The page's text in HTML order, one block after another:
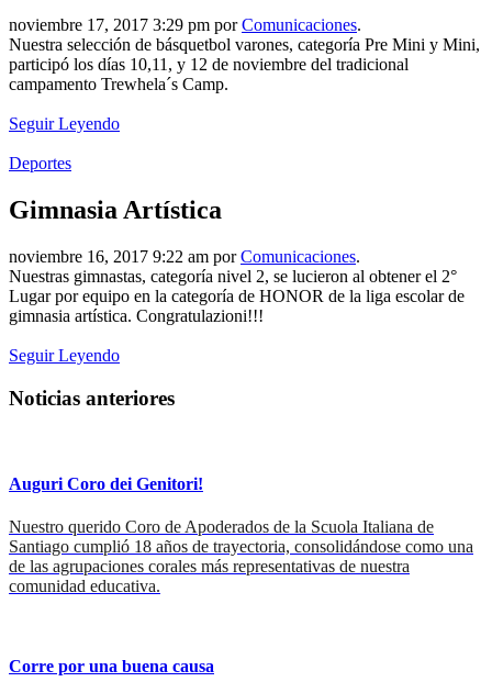
noviembre 17, 2017 3:29 pm porComunicaciones.
Nuestra selección de básquetbol varones, categoría Pre Mini y Mini,
participó los días 10,11, y 12 de noviembre del tradicional
campamento Trewhela´s Camp.
Seguir Leyendo
Deportes
Gimnasia Artística
noviembre 16, 2017 9:22 am porComunicaciones.
Nuestras gimnastas, categoría nivel 2, se lucieron al obtener el 2°
Lugar por equipo en la categoría de HONOR de la liga escolar de
gimnasia artística. Congratulazioni!!!
Seguir Leyendo
Noticias anteriores
Auguri Coro dei Genitori!
Nuestro querido Coro de Apoderados de la Scuola Italiana de
Santiago cumplió 18 años de trayectoria, consolidándose como una
de las agrupaciones corales más representativas de nuestra
comunidad educativa.
Corre por una buena causa